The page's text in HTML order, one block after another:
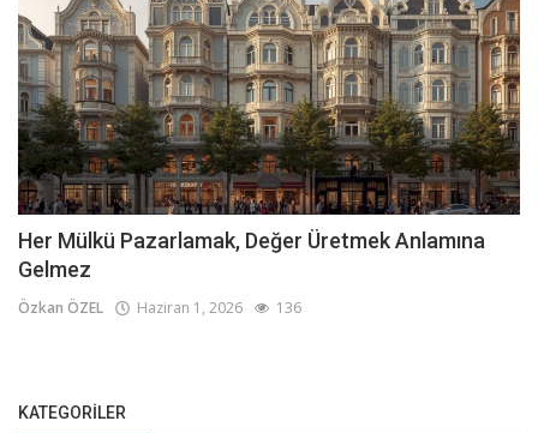
Her Mülkü Pazarlamak, Değer Üretmek Anlamına
Gelmez
Özkan ÖZEL Haziran 1, 2026 136
KATEGORILER